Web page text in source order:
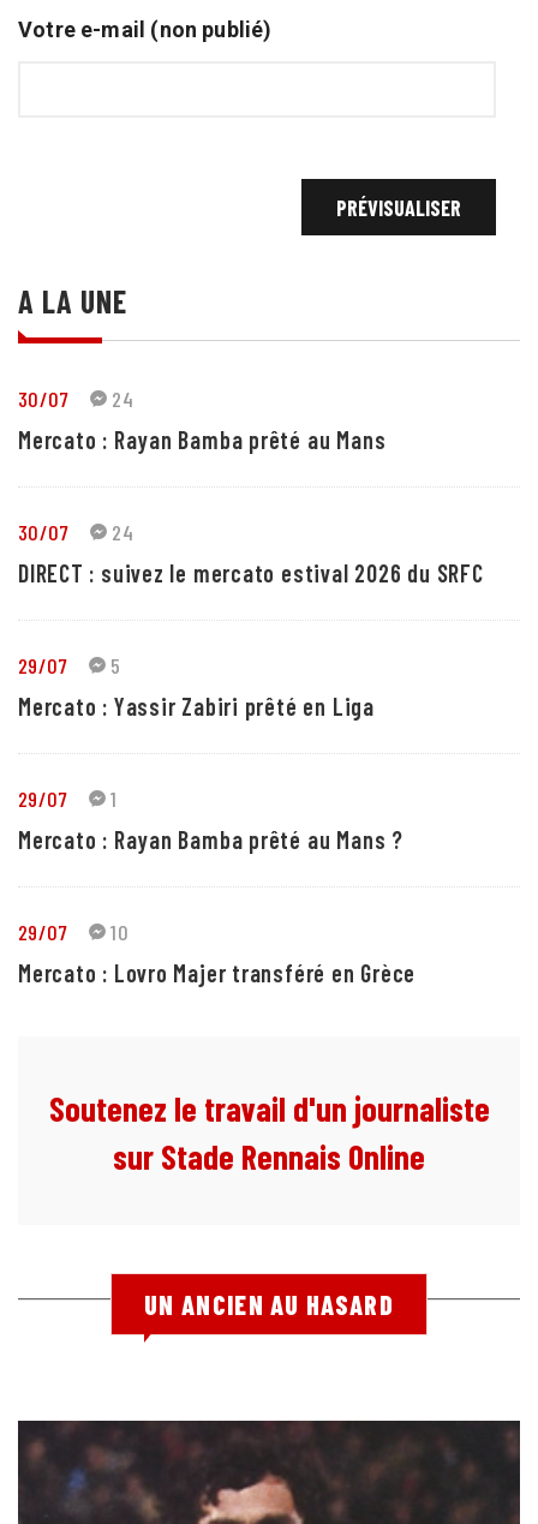
Votre e-mail (non publié)
A LA UNE
30/07 24
Mercato : Rayan Bamba prêté au Mans
30/07 24
DIRECT : suivez le mercato estival 2026 du SRFC
29/07 5
Mercato : Yassir Zabiri prêté en Liga
29/07 1
Mercato : Rayan Bamba prêté au Mans ?
29/07 10
Mercato : Lovro Majer transféré en Grèce
Soutenez le travail d'un journaliste
sur Stade Rennais Online
UN ANCIEN AU HASARD